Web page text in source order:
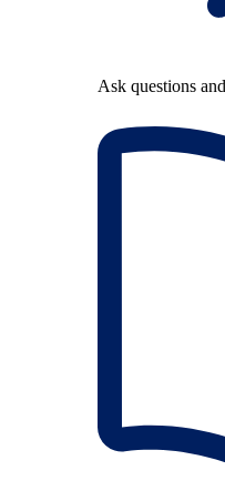
Ask questions